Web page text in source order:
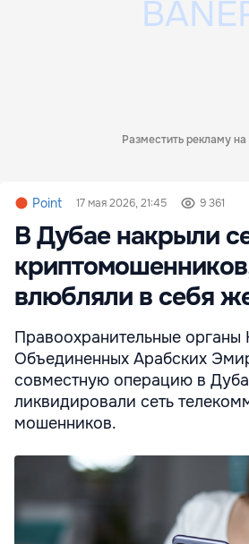
Разместить рекламу на
Point 17 мая 2026, 21:45 9 361
В Дубае накрыли
влюбляли в себя
Правоохранительные
Объединенных Арабских
совместную операцию в
ликвидировали сеть
мошенников.